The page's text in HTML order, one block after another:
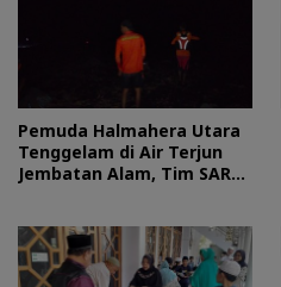
Pemuda Halmahera Utara
Tenggelam di Air Terjun
Jembatan Alam, Tim SAR